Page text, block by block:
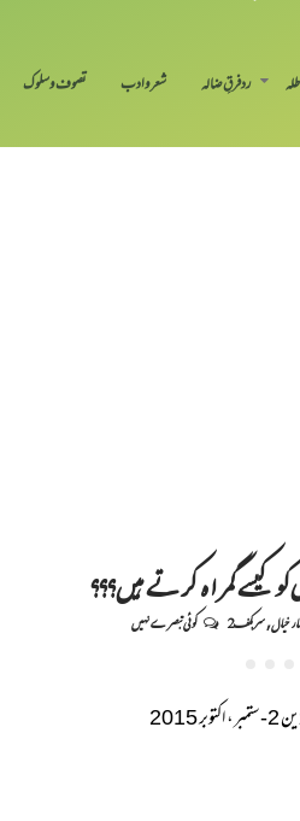
رد فرقِ ضالہ شعر و ادب تصوف و سلوک
کیسے گمراہ کرتے ہیں؟؟؟
خیال,سربکف2 کوئی تبصرے نہیں